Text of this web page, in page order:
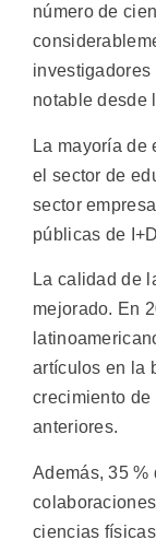
número de
investigadores
notable desde
La mayoría de
el sector de
sector
públicas de
La calidad de
mejorado. En
artículos en la
crecimiento de
anteriores.
Además, 35 %
ciencias